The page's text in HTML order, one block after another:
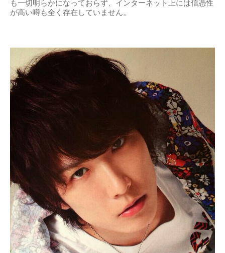
も一切明らかになっておらず、インターネット上には信憑性
が高い噂も全く存在していません。